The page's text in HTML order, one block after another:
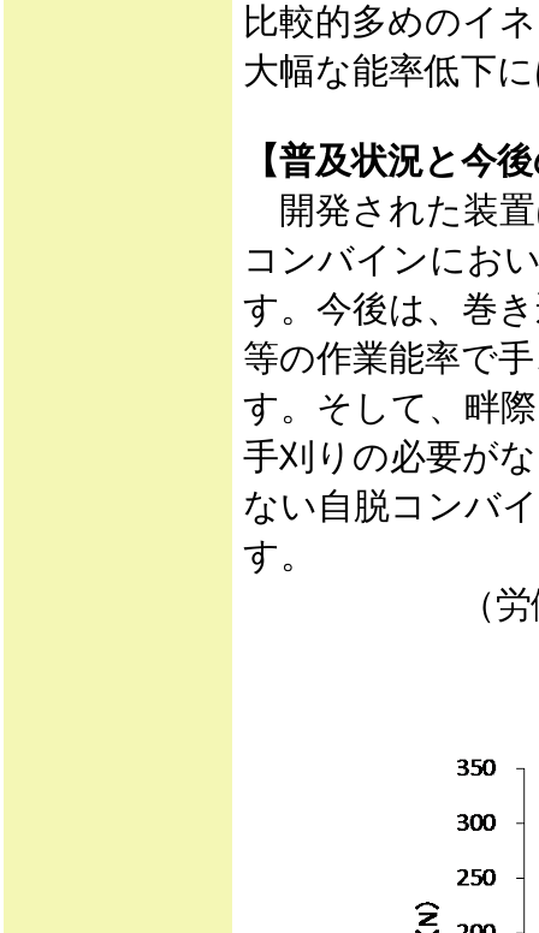
比較的多めのイ
大幅な能率低下
【普及状況と今
開発された装置
コンバインにお
す。今後は、巻
等の作業能率で
す。そして、畔
手刈りの必要が
ない自脱コンバ
す。
（